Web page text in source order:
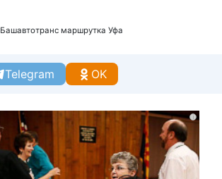
Башавтотранс маршрутка Уфа
Telegram OK
i